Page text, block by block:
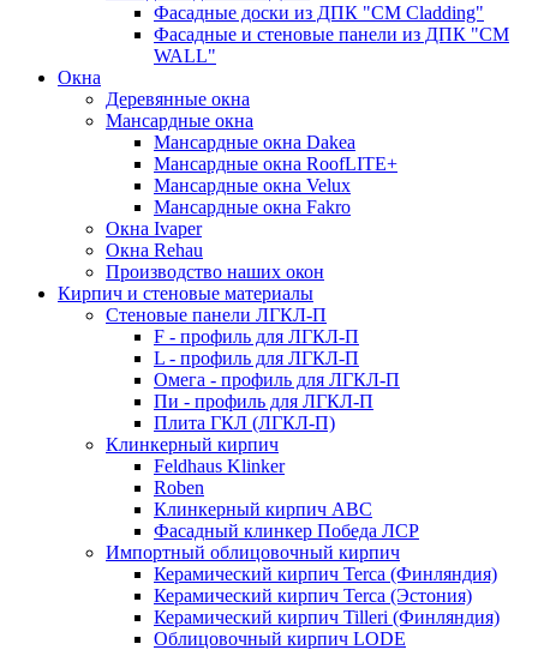
Фасадные доски из ДПК "CM Cladding"
Фасадные и стеновые панели из ДПК "CM
WALL"
Окна
Деревянные окна
Мансардные окна
Мансардные окна Dakea
Мансардные окна RoofLITE+
Мансардные окна Velux
Мансардные окна Fakro
Окна Ivaper
Окна Rehau
Производство наших окон
Кирпич и стеновые материалы
Стеновые панели ЛГКЛ-П
F - профиль для ЛГКЛ-П
L - профиль для ЛГКЛ-П
Омега - профиль для ЛГКЛ-П
Пи - профиль для ЛГКЛ-П
Плита ГКЛ (ЛГКЛ-П)
Клинкерный кирпич
Feldhaus Klinker
Roben
Клинкерный кирпич ABC
Фасадный клинкер Победа ЛСР
Импортный облицовочный кирпич
Керамический кирпич Terca (Финляндия)
Керамический кирпич Terca (Эстония)
Керамический кирпич Tilleri (Финляндия)
Облицовочный кирпич LODE